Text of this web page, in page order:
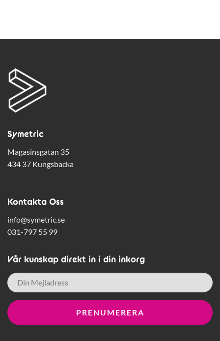
Symetric
Magasinsgatan 35
434 37 Kungsbacka
Kontakta Oss
info@symetric.se
031-797 55 99
Vår kunskap direkt in i din inkorg
E-
post *